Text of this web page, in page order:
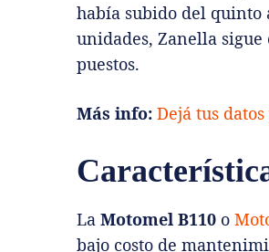
había subido del quinto
unidades, Zanella
puestos.
Más info: Dejá tus
La Motomel B110 o
bajo costo de